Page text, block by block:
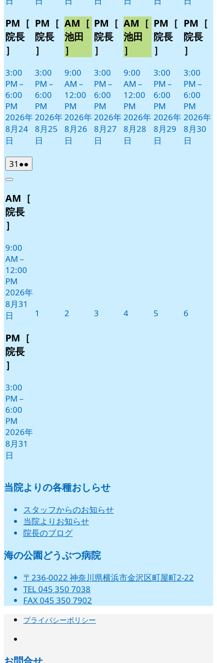
PM［
院長
］
3:00
PM –
6:00
PM
2026年
8月24
日
PM［
院長
］
3:00
PM –
6:00
PM
2026年
8月25
日
AM［
池田
］
9:00
AM –
12:00
PM
2026年
8月26
日
PM［
院長
］
3:00
PM –
6:00
PM
2026年
8月27
日
AM［
池田
］
9:00
AM –
12:00
PM
2026年
8月28
日
PM［
院長
］
3:00
PM –
6:00
PM
2026年
8月29
日
PM［
院長
］
3:00
PM –
6:00
PM
2026年
8月30
日
31 2026
年
月
31
日
●●
件
イ
Close
AM［
院長
］
9:00
AM –
12:00
PM
2026年
8月31
日
PM［
院長
］
3:00
PM –
6:00
PM
2026年
8月31
日
1 2 3 42026
5 6
当院よりの各種おしらせ
スタッフからのお知らせ
当院よりお知らせ
院長のブログ
海の公園どうぶつ病院
〒236-0022 神奈川県横浜市金沢区町屋町2-22
TEL 045 350 7038
FAX 045 350 7902
プライバシーポリシー